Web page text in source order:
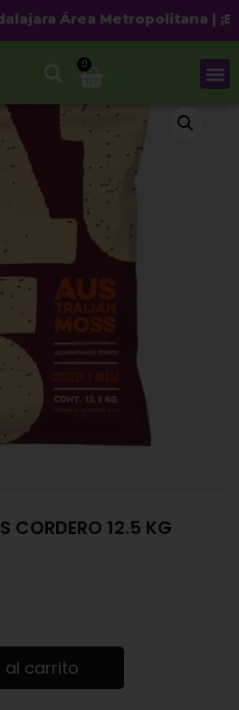
Área Metropolitana |
0
CORDERO 12.5 KG
al carrito